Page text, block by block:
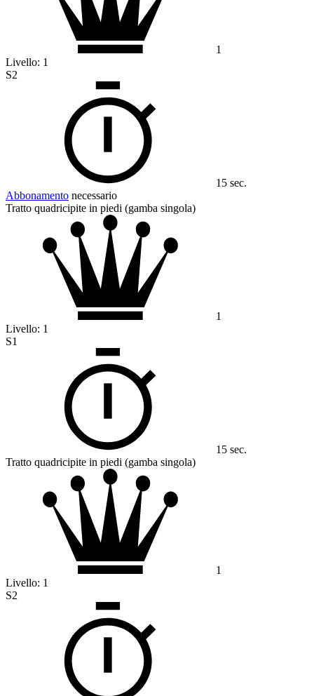
1
Livello: 1
S2
15 sec.
Abbonamento necessario
Tratto quadricipite in piedi (gamba singola)
1
Livello: 1
S1
15 sec.
Tratto quadricipite in piedi (gamba singola)
1
Livello: 1
S2